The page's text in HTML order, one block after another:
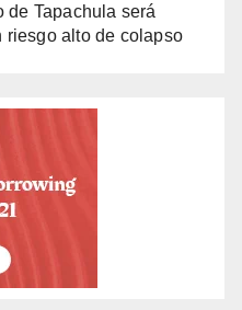
de Tapachula será
riesgo alto de colapso